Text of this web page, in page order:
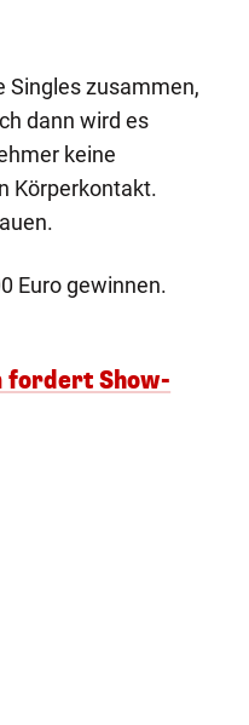
zusammen,
dann wird es
keine
Körperkontakt.
Euro gewinnen.
fordert Show-